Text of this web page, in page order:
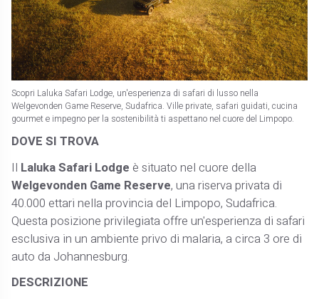
Scopri Laluka Safari Lodge, un'esperienza di safari di lusso nella
Welgevonden Game Reserve, Sudafrica. Ville private, safari guidati, cucina
gourmet e impegno per la sostenibilità ti aspettano nel cuore del Limpopo.
DOVE SI TROVA
Il Laluka Safari Lodge è situato nel cuore della
Welgevonden Game Reserve, una riserva privata di
40.000 ettari nella provincia del Limpopo, Sudafrica.
Questa posizione privilegiata offre un'esperienza di safari
esclusiva in un ambiente privo di malaria, a circa 3 ore di
auto da Johannesburg. ​
DESCRIZIONE